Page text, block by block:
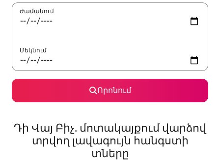
Ժամանում
Մեկնում
Որոնում
Դի Վայ Բիչ. մոտակայքում վարձով
տրվող լավագույն հանգստի
տները